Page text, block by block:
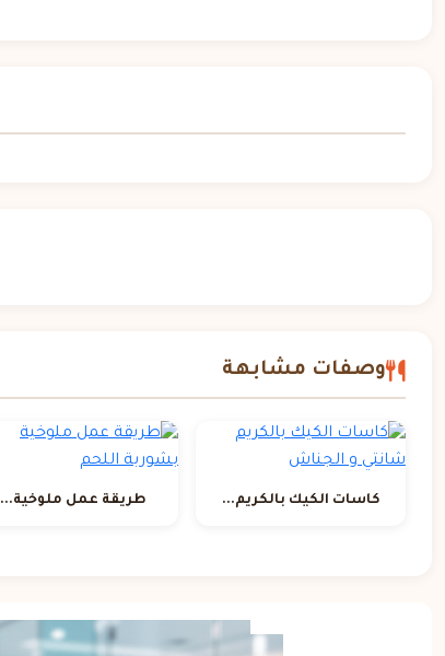
وصفات مشابهة
كاسات الكيك بالكريم... طريقة عمل ملوخية...